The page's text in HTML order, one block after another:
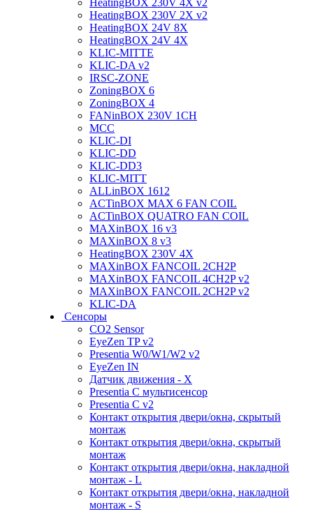
HeatingBOX 230V 4X v2
HeatingBOX 230V 2X v2
HeatingBOX 24V 8X
HeatingBOX 24V 4X
KLIC-MITTE
KLIC-DA v2
IRSC-ZONE
ZoningBOX 6
ZoningBOX 4
FANinBOX 230V 1CH
MCC
KLIC-DI
KLIC-DD
KLIC-DD3
KLIC-MITT
ALLinBOX 1612
ACTinBOX MAX 6 FAN COIL
ACTinBOX QUATRO FAN COIL
MAXinBOX 16 v3
MAXinBOX 8 v3
HeatingBOX 230V 4X
MAXinBOX FANCOIL 2CH2P
MAXinBOX FANCOIL 4CH2P v2
MAXinBOX FANCOIL 2CH2P v2
KLIC-DA
Сенсоры
CO2 Sensor
EyeZen TP v2
Presentia W0/W1/W2 v2
EyeZen IN
Датчик движения - X
Presentia C мультисенсор
Presentia C v2
Контакт открытия двери/окна, скрытый
монтаж
Контакт открытия двери/окна, скрытый
монтаж
Контакт открытия двери/окна, накладной
монтаж - L
Контакт открытия двери/окна, накладной
монтаж - S